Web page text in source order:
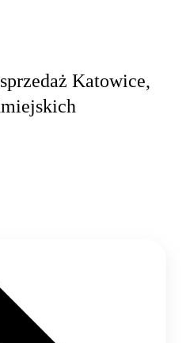
Katowice,